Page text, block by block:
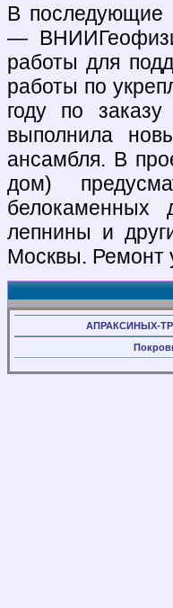
В последующие
—
работы для
работы по
году по
выполнила
ансамбля. В
дом)
белокаменных
лепнины и
Москвы. Ремонт
АПРАКСИНЫХ-